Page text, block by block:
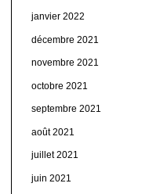
janvier 2022
décembre 2021
novembre 2021
octobre 2021
septembre 2021
août 2021
juillet 2021
juin 2021